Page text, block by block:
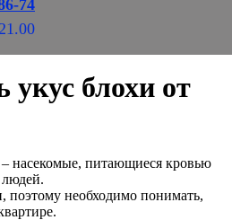
74
укус блохи от
насекомые, питающиеся кровью
поэтому необходимо понимать,